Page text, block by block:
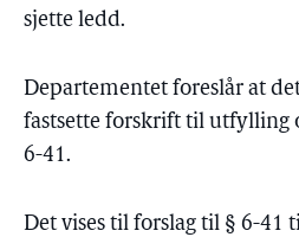
sjette ledd.
Departementet foreslår at
fastsette forskrift til utfylling
6-41.
Det vises til forslag til § 6-41